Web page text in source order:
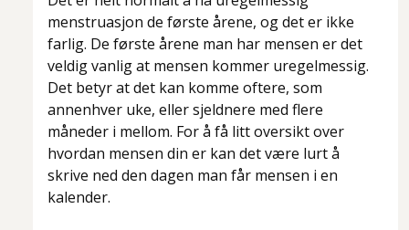
menstruasjon de første årene, og det er ikke
farlig. De første årene man har mensen er det
veldig vanlig at mensen kommer uregelmessig.
Det betyr at det kan komme oftere, som
annenhver uke, eller sjeldnere med flere
måneder i mellom. For å få litt oversikt over
hvordan mensen din er kan det være lurt å
skrive ned den dagen man får mensen i en
kalender.